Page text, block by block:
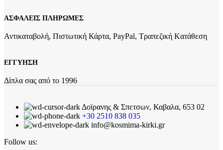
ΑΣΦΑΛΕΙΣ ΠΛΗΡΩΜΕΣ
Αντικαταβολή, Πιστωτική Κάρτα, PayPal, Τραπεζική Kατάθεση
ΕΓΓΥΗΣΗ
Δίπλα σας από το 1996
Δοϊρανης & Σπετσων, Καβαλα, 653 02
+30 2510 838 035
info@kosmima-kirki.gr
Follow us: